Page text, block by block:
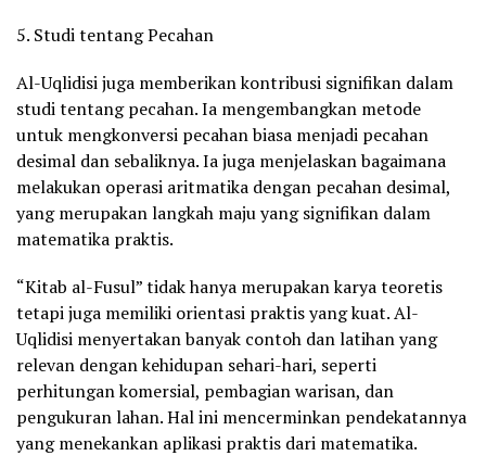
5. Studi tentang Pecahan
Al-Uqlidisi juga memberikan kontribusi signifikan dalam
studi tentang pecahan. Ia mengembangkan metode
untuk mengkonversi pecahan biasa menjadi pecahan
desimal dan sebaliknya. Ia juga menjelaskan bagaimana
melakukan operasi aritmatika dengan pecahan desimal,
yang merupakan langkah maju yang signifikan dalam
matematika praktis.
“Kitab al-Fusul” tidak hanya merupakan karya teoretis
tetapi juga memiliki orientasi praktis yang kuat. Al-
Uqlidisi menyertakan banyak contoh dan latihan yang
relevan dengan kehidupan sehari-hari, seperti
perhitungan komersial, pembagian warisan, dan
pengukuran lahan. Hal ini mencerminkan pendekatannya
yang menekankan aplikasi praktis dari matematika.